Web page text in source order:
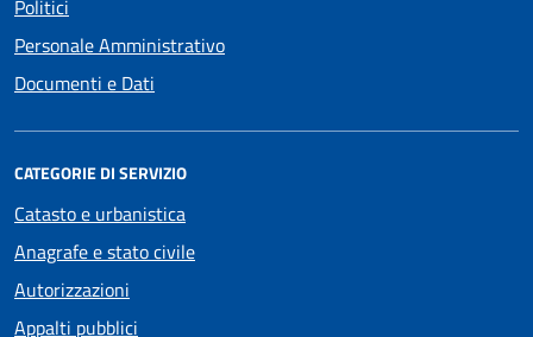
Politici
Personale Amministrativo
Documenti e Dati
CATEGORIE DI SERVIZIO
Catasto e urbanistica
Anagrafe e stato civile
Autorizzazioni
Appalti pubblici